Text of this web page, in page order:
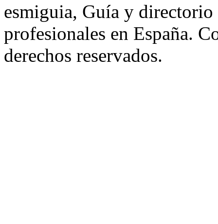
esmiguia, Guía y directorio
profesionales en España.
derechos reservados.